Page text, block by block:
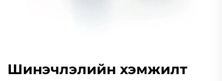
Шинэчлэлийн хэмжилт